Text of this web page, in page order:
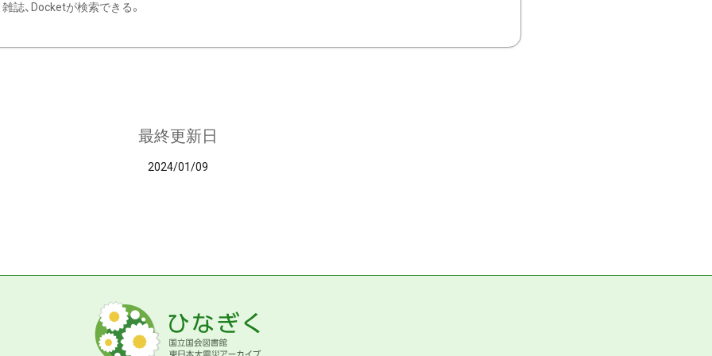
雑誌、Docketが検索できる。
最終更新日
2024/01/09